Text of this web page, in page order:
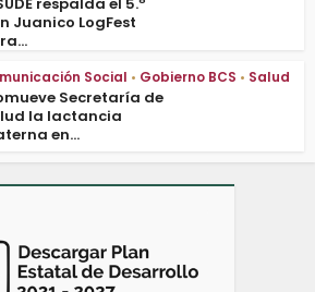
Juanico LogFest
Social • Gobierno BCS • Salud
Secretaría de
la lactancia
en...